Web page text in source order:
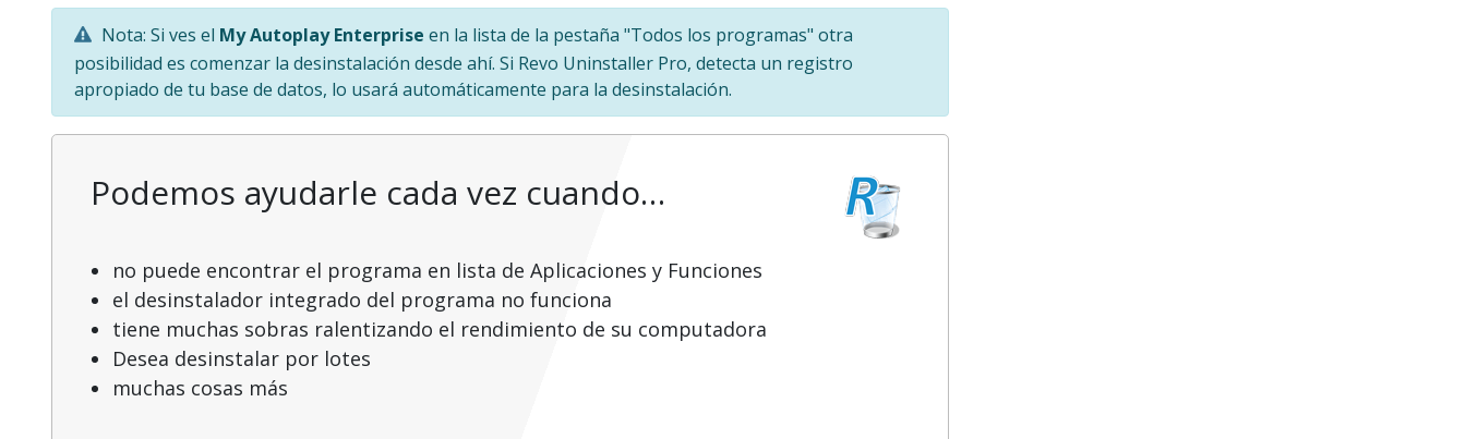
Nota: Si ves el My Autoplay Enterprise en la lista de la pestaña "Todos los programas" otra
posibilidad es comenzar la desinstalación desde ahí. Si Revo Uninstaller Pro, detecta un registro
apropiado de tu base de datos, lo usará automáticamente para la desinstalación.
Podemos ayudarle cada vez cuando…
no puede encontrar el programa en lista de Aplicaciones y Funciones
el desinstalador integrado del programa no funciona
tiene muchas sobras ralentizando el rendimiento de su computadora
Desea desinstalar por lotes
muchas cosas más